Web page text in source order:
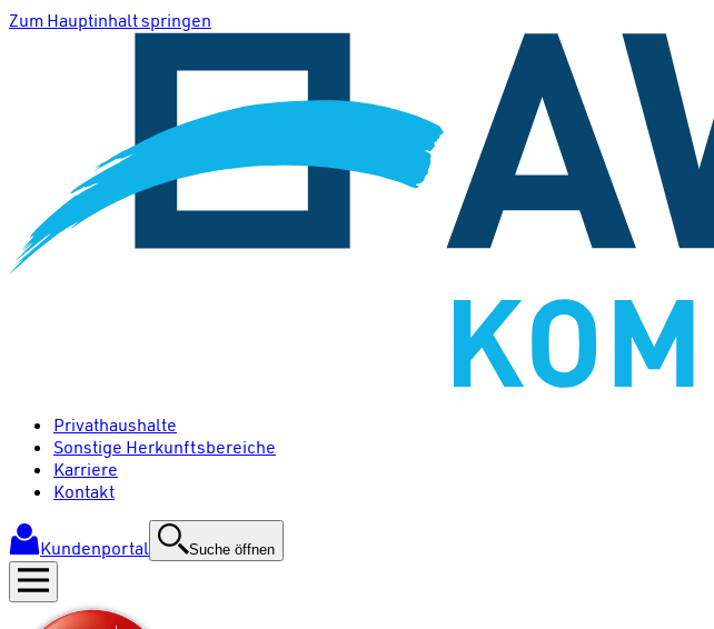
Zum Hauptinhalt springen
Privathaushalte
Sonstige Herkunftsbereiche
Karriere
Kontakt
Kundenportal Suche öffnen